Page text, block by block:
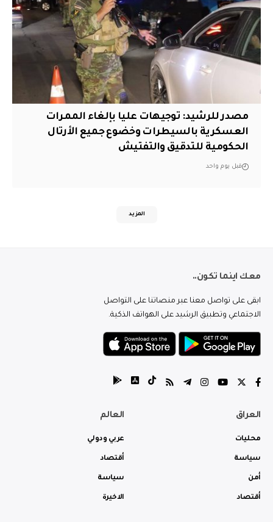
مصدر للرشيد: توجيهات عليا بإلغاء الممرات
العسكرية بالسيطرات وخضوع جميع الأرتال
الحكومية للتدقيق والتفتيش
قبل يوم واحد
المزيد
معك اينما تكون..
ابقى على تواصل معنا عبر منصاتنا على التواصل
الاجتماعي وتطبيق الرشيد على الهواتف الذكية.
العراق
محليات
سياسة
أمن
أقتصاد
العالم
عربي ودولي
أقتصاد
سياسة
الاخيرة